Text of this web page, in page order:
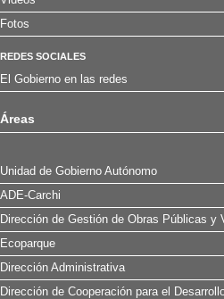
Fotos
REDES SOCIALES
El Gobierno en las redes
Áreas
Unidad de Gobierno Autónomo
ADE-Carchi
Dirección de Gestión de Obras Públicas y
Ecoparque
Dirección Administrativa
Dirección de Cooperación para el